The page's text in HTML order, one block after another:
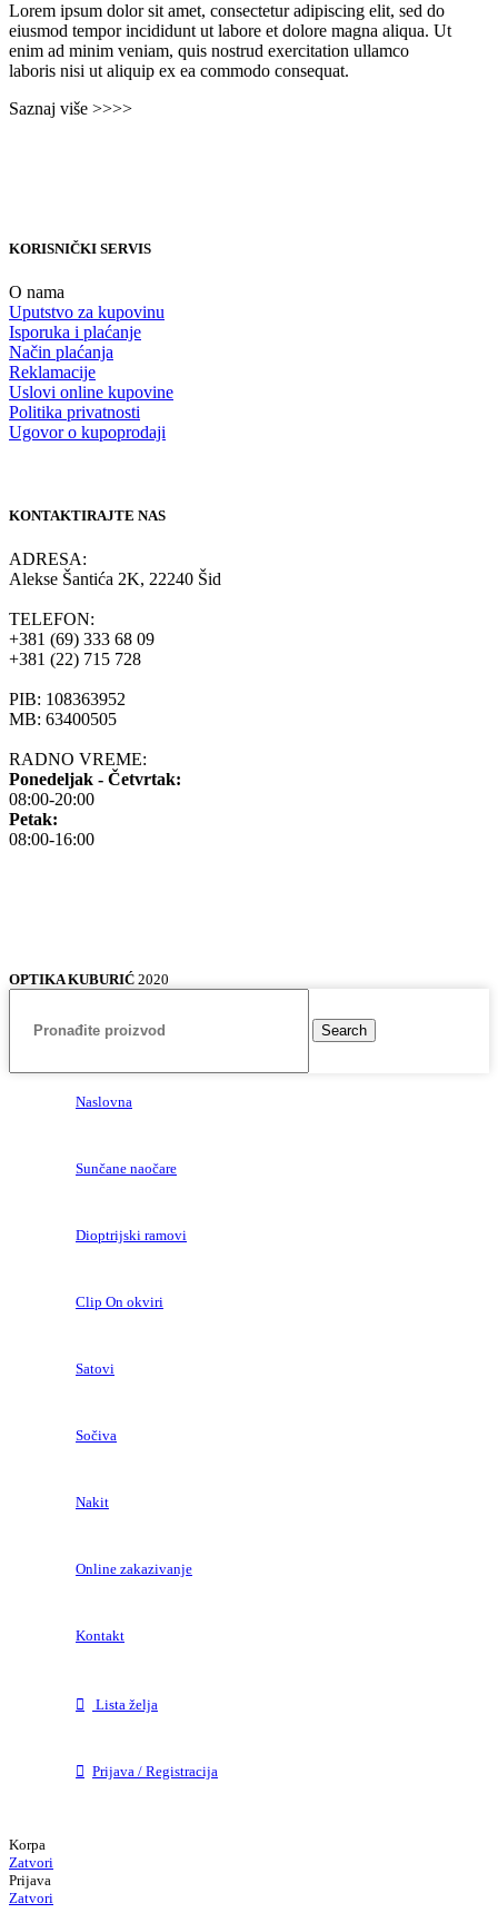
Lorem ipsum dolor sit amet, consectetur adipiscing elit, sed do
eiusmod tempor incididunt ut labore et dolore magna aliqua. Ut
enim ad minim veniam, quis nostrud exercitation ullamco
laboris nisi ut aliquip ex ea commodo consequat.
Saznaj više >>>>
KORISNIČKI SERVIS
O nama
Uputstvo za kupovinu
Isporuka i plaćanje
Način plaćanja
Reklamacije
Uslovi online kupovine
Politika privatnosti
Ugovor o kupoprodaji
KONTAKTIRAJTE NAS
ADRESA:
Alekse Šantića 2K, 22240 Šid
TELEFON:
+381 (69) 333 68 09
+381 (22) 715 728
PIB: 108363952
MB: 63400505
RADNO VREME:
Ponedeljak - Četvrtak:
08:00-20:00
Petak:
08:00-16:00
OPTIKA KUBURIĆ 2020
Search
Naslovna
Sunčane naočare
Dioptrijski ramovi
Clip On okviri
Satovi
Sočiva
Nakit
Online zakazivanje
Kontakt
Lista želja
Prijava / Registracija
Korpa
Zatvori
Prijava
Zatvori